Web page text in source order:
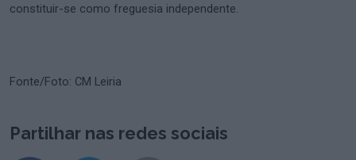
constituir-se como freguesia independente.
Fonte/Foto: CM Leiria
Partilhar nas redes sociais